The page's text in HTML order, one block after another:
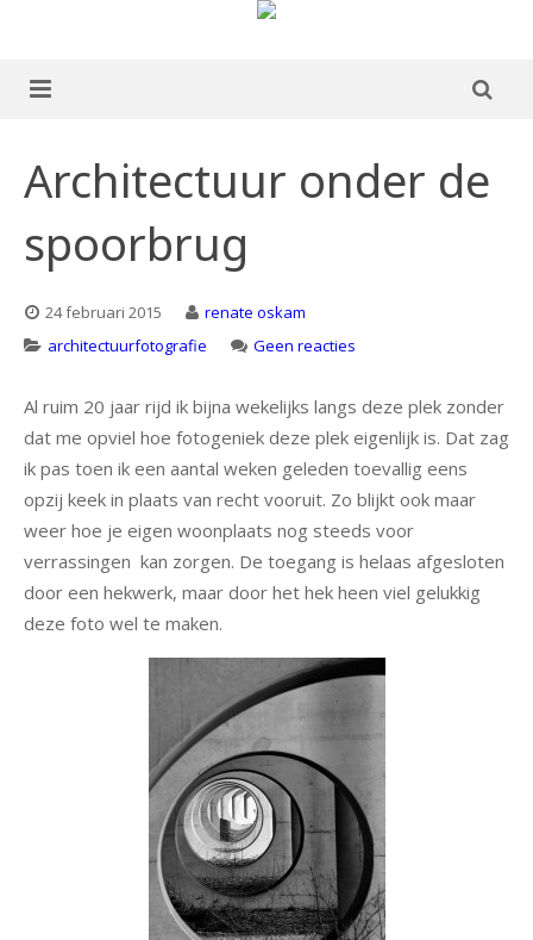
over mij
portfolio
Boek te koop
publicaties
ervaringen
contact
natuur
Architectuur onder de
spoorbrug
24 februari 2015
renate oskam
architectuurfotografie
Geen reacties
de
spoorbrug
Al ruim 20 jaar rijd ik bijna wekelijks langs deze plek zonder
dat me opviel hoe fotogeniek deze plek eigenlijk is. Dat zag
ik pas toen ik een aantal weken geleden toevallig eens
opzij keek in plaats van recht vooruit. Zo blijkt ook maar
weer hoe je eigen woonplaats nog steeds voor
verrassingen kan zorgen. De toegang is helaas afgesloten
door een hekwerk, maar door het hek heen viel gelukkig
deze foto wel te maken.